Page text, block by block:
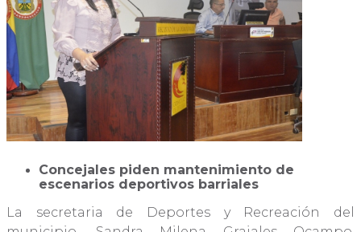
Concejales piden mantenimiento de
escenarios deportivos barriales
La secretaria de Deportes y Recreación del